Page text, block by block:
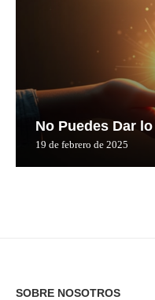
No Puedes Dar
19 de febrero de 2025
SOBRE NOSOTROS